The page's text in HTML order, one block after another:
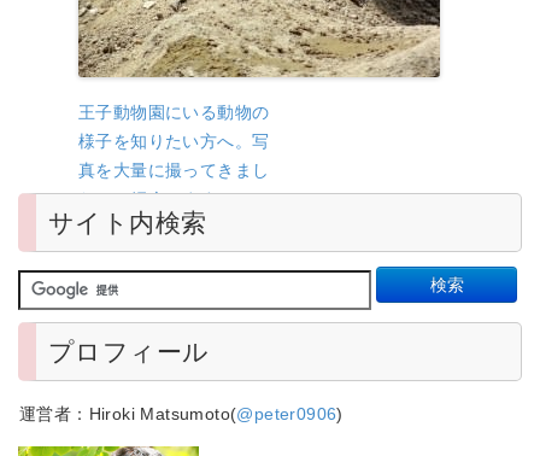
王子動物園にいる動物の
様子を知りたい方へ。写
真を大量に撮ってきまし
たので紹介します
サイト内検索
プロフィール
運営者：Hiroki Matsumoto(@peter0906)